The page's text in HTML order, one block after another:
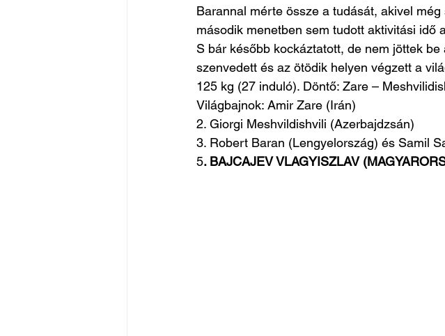
Barannal mérte össze a tudását, akivel
második menetben sem tudott aktivitási idő
S bár később kockáztatott, de nem jöttek
szenvedett és az ötödik helyen végzett a
125 kg (27 induló). Döntő: Zare –
Világbajnok: Amir Zare (Irán)
2. Giorgi Meshvildishvili (Azerbajdzsán)
3. Robert Baran (Lengyelország) és Samil
5. BAJCAJEV VLAGYISZLAV